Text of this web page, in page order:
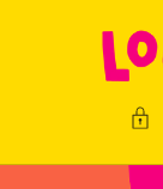
Inhalt